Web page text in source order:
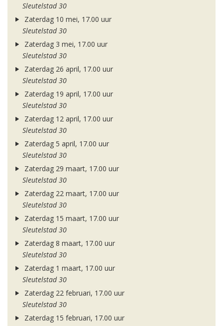
Sleutelstad 30
Zaterdag 10 mei, 17.00 uur
Sleutelstad 30
Zaterdag 3 mei, 17.00 uur
Sleutelstad 30
Zaterdag 26 april, 17.00 uur
Sleutelstad 30
Zaterdag 19 april, 17.00 uur
Sleutelstad 30
Zaterdag 12 april, 17.00 uur
Sleutelstad 30
Zaterdag 5 april, 17.00 uur
Sleutelstad 30
Zaterdag 29 maart, 17.00 uur
Sleutelstad 30
Zaterdag 22 maart, 17.00 uur
Sleutelstad 30
Zaterdag 15 maart, 17.00 uur
Sleutelstad 30
Zaterdag 8 maart, 17.00 uur
Sleutelstad 30
Zaterdag 1 maart, 17.00 uur
Sleutelstad 30
Zaterdag 22 februari, 17.00 uur
Sleutelstad 30
Zaterdag 15 februari, 17.00 uur